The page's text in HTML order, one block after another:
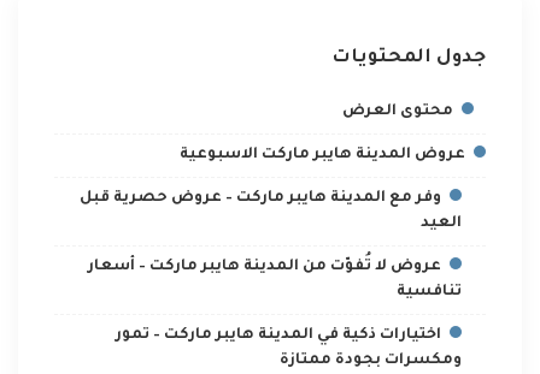
جدول المحتويات
محتوى العرض
عروض المدينة هايبر ماركت الاسبوعية
وفر مع المدينة هايبر ماركت – عروض حصرية قبل
العيد
عروض لا تُفوّت من المدينة هايبر ماركت – أسعار
تنافسية
اختيارات ذكية في المدينة هايبر ماركت – تمور
ومكسرات بجودة ممتازة